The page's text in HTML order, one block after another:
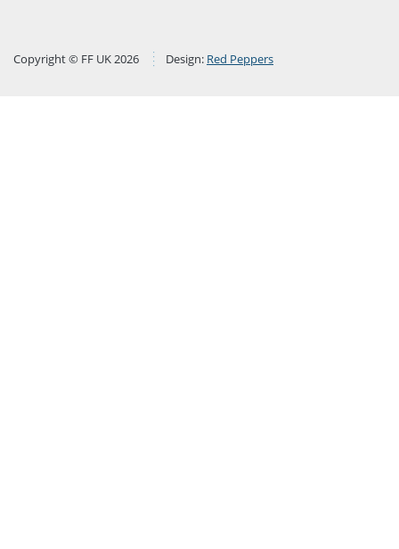
Copyright © FF UK 2026 Design: Red Peppers